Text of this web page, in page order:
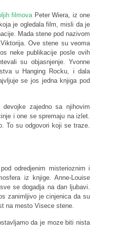
filmovaPeter Wiera, iz one
je ogledala film, misli da je
Mada stene pod nazivom
Ove stene su veoma
neke publikacije posle ovih
su objasnjenje. Yvonne
u Hanging Rocku, i dala
se jos jedna knjiga pod
zajedno sa njihovim
i one se spremaju na izlet.
To su odgovori koji se traze.
odredjenim misterioznim i
iz knjige. Anne-Louise
se dogadja na dan ljubavi.
zanimljivo je cinjenica da su
na mesto Visece stene.
da je moze biti nista